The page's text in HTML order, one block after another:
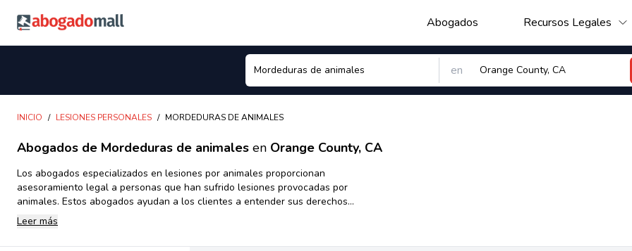
Abogadomall Abogados Recursos Legales
en
INICIO / LESIONES PERSONALES / MORDEDURAS DE ANIMALES
Abogados de Mordeduras de animales en Orange County, CA
Los abogados especializados en lesiones por animales proporcionan
asesoramiento legal a personas que han sufrido lesiones provocadas por
animales. Estos abogados ayudan a los clientes a entender sus derechos
legales y los procedimientos legales involucrados en la recuperación de una
indemnización por los daños causados. También se encargan de la negociación y
el litigio de casos de lesiones por animales para obtener el mejor resultado
Leer más